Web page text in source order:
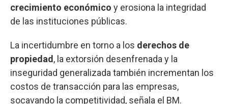
crecimiento económico y erosiona la integridad
de las instituciones públicas.
La incertidumbre en torno a los derechos de
propiedad, la extorsión desenfrenada y la
inseguridad generalizada también incrementan los
costos de transacción para las empresas,
socavando la competitividad, señala el BM.